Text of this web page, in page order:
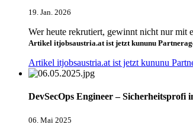
19. Jan. 2026
Wer heute rekrutiert, gewinnt nicht nur mit
Artikel itjobsaustria.at ist jetzt kununu
Artikel itjobsaustria.at ist jetzt kununu
DevSecOps Engineer – Sicherheitsprofi
06. Mai 2025